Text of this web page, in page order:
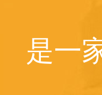
是一